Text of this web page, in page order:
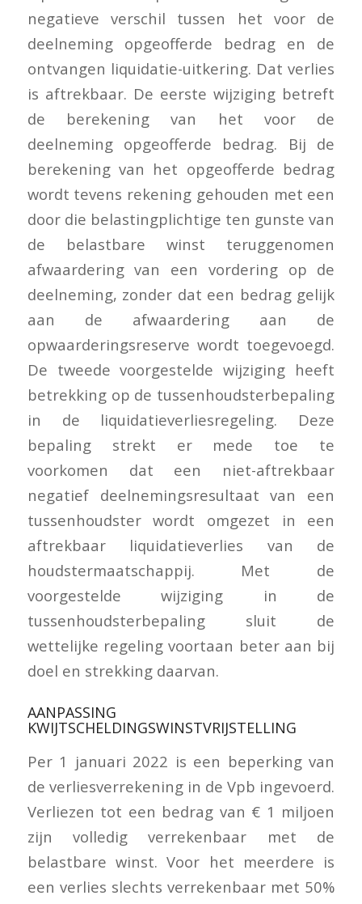
negatieve verschil tussen het voor de
deelneming opgeofferde bedrag en de
ontvangen liquidatie-uitkering. Dat verlies
is aftrekbaar. De eerste wijziging betreft
de berekening van het voor de
deelneming opgeofferde bedrag. Bij de
berekening van het opgeofferde bedrag
wordt tevens rekening gehouden met een
door die belastingplichtige ten gunste van
de belastbare winst teruggenomen
afwaardering van een vordering op de
deelneming, zonder dat een bedrag gelijk
aan de afwaardering aan de
opwaarderingsreserve wordt toegevoegd.
De tweede voorgestelde wijziging heeft
betrekking op de tussenhoudsterbepaling
in de liquidatieverliesregeling. Deze
bepaling strekt er mede toe te
voorkomen dat een niet-aftrekbaar
negatief deelnemingsresultaat van een
tussenhoudster wordt omgezet in een
aftrekbaar liquidatieverlies van de
houdstermaatschappij. Met de
voorgestelde wijziging in de
tussenhoudsterbepaling sluit de
wettelijke regeling voortaan beter aan bij
doel en strekking daarvan.
AANPASSING
KWIJTSCHELDINGSWINSTVRIJSTELLING
Per 1 januari 2022 is een beperking van
de verliesverrekening in de Vpb ingevoerd.
Verliezen tot een bedrag van € 1 miljoen
zijn volledig verrekenbaar met de
belastbare winst. Voor het meerdere is
een verlies slechts verrekenbaar met 50%